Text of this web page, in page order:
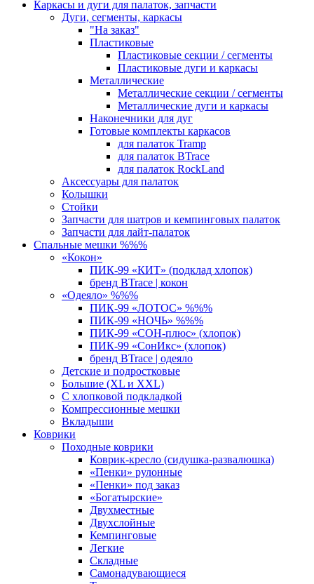
Каркасы и дуги для палаток, запчасти
Дуги, сегменты, каркасы
"На заказ"
Пластиковые
Пластиковые секции / сегменты
Пластиковые дуги и каркасы
Металлические
Металлические секции / сегменты
Металлические дуги и каркасы
Наконечники для дуг
Готовые комплекты каркасов
для палаток Tramp
для палаток BTrace
для палаток RockLand
Аксессуары для палаток
Колышки
Стойки
Запчасти для шатров и кемпинговых палаток
Запчасти для лайт-палаток
Спальные мешки %%%
«Кокон»
ПИК-99 «КИТ» (подклад хлопок)
бренд BTrace | кокон
«Одеяло» %%%
ПИК-99 «ЛОТОС» %%%
ПИК-99 «НОЧЬ» %%%
ПИК-99 «СОН-плюс» (хлопок)
ПИК-99 «СонИкс» (хлопок)
бренд BTrace | одеяло
Детские и подростковые
Большие (XL и XXL)
С хлопковой подкладкой
Компрессионные мешки
Вкладыши
Коврики
Походные коврики
Коврик-кресло (сидушка-развалюшка)
«Пенки» рулонные
«Пенки» под заказ
«Богатырские»
Двухместные
Двухслойные
Кемпинговые
Легкие
Складные
Самонадувающиеся